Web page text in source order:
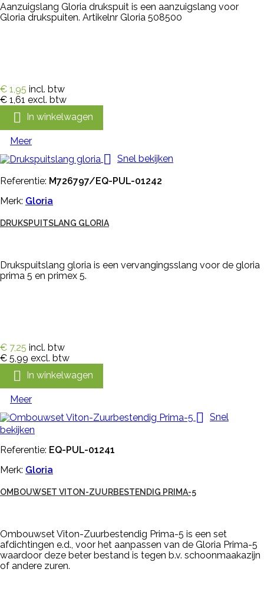
Aanzuigslang Gloria drukspuit is een aanzuigslang voor
Gloria drukspuiten. Artikelnr Gloria 508500
€ 1,95 incl. btw
€ 1,61 excl. btw
 In winkelwagen
Meer
 Snel bekijken
Referentie: M726797/EQ-PUL-01242
Merk: Gloria
DRUKSPUITSLANG GLORIA
Drukspuitslang gloria is een vervangingsslang voor de gloria
prima 5 en primex 5.
€ 7,25 incl. btw
€ 5,99 excl. btw
 In winkelwagen
Meer
 Snel
bekijken
Referentie: EQ-PUL-01241
Merk: Gloria
OMBOUWSET VITON-ZUURBESTENDIG PRIMA-5
Ombouwset Viton-Zuurbestendig Prima-5 is een set
afdichtingen e.d., voor het aanpassen van de Gloria Prima-5
waardoor deze beter bestand is tegen b.v. schoonmaakazijn
of andere zuren.